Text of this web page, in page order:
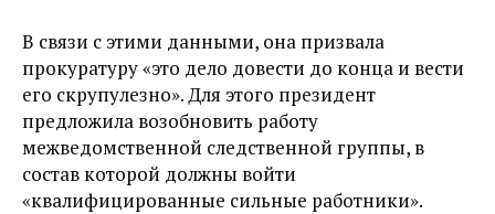
В связи с этими данными, она призвала
прокуратуру «это дело довести до конца и вести
его скрупулезно». Для этого президент
предложила возобновить работу
межведомственной следственной группы, в
состав которой должны войти
«квалифицированные сильные работники».